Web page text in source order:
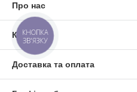
Про нас
Контакти
Доставка та оплата
КНОПКА
ЗВ'ЯЗКУ